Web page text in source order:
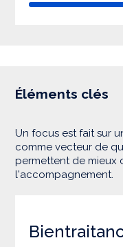
Éléments clés
Un focus est fait sur
comme vecteur de
permettent de mieux
l'accompagnement.